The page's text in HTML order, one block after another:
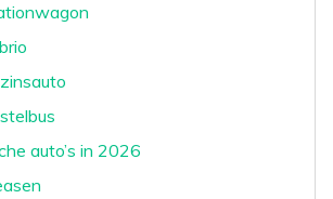
auto’s in 2026